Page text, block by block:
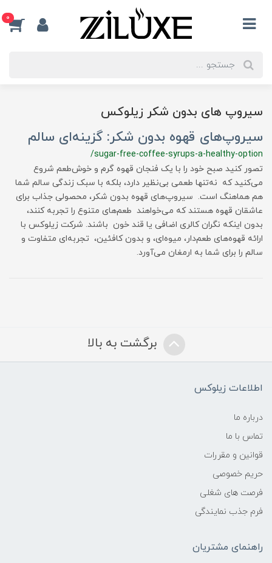
0
سیروپ های بدون شکر زیلوکس
سیروپ‌های قهوه بدون شکر: گزینه‌ای سالم
/sugar-free-coffee-syrups-a-healthy-option
تصور کنید صبح خود را با یک فنجان قهوه گرم و خوش‌طعم شروع
می‌کنید که نه‌تنها طعمی بی‌نظیر دارد، بلکه با سبک زندگی سالم شما
هم هماهنگ است. سیروپ‌های قهوه بدون شکر، محصولی جذاب برای
عاشقان قهوه هستند که می‌خواهند طعم‌های متنوع را تجربه کنند،
بدون اینکه نگران کالری اضافی یا قند خون باشند. شرکت زیلوکس با
ارائه قهوه‌های طعم‌دار، میوه‌ای، و بدون کافئین، تجربه‌ای متفاوت و
سالم را برای شما به ارمغان می‌آورد.
برگشت به بالا
اطلاعات زیلوکس
درباره ما
تماس با ما
قوانین و مقررات
حریم خصوصی
فرصت های شغلی
فرم جذب نمایندگی
راهنمای مشتریان